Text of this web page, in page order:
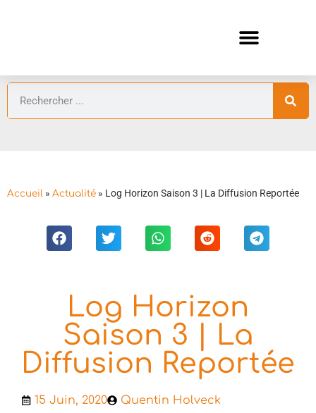
Accueil » Actualité » Log Horizon Saison 3 | La Diffusion Reportée
Log Horizon
Saison 3 | La
Diffusion Reportée
15 Juin, 2020 Quentin Holveck